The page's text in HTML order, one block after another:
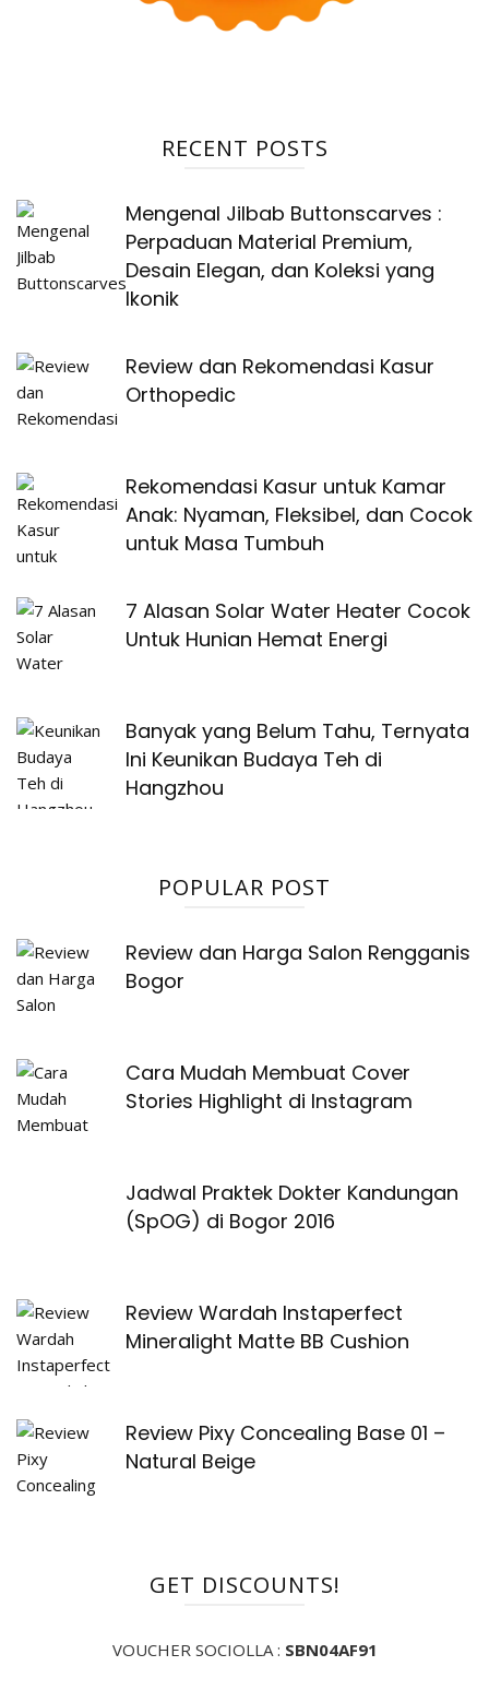
RECENT POSTS
Mengenal Jilbab Buttonscarves :
Perpaduan Material Premium,
Desain Elegan, dan Koleksi yang
Ikonik
Review dan Rekomendasi Kasur
Orthopedic
Rekomendasi Kasur untuk Kamar
Anak: Nyaman, Fleksibel, dan Cocok
untuk Masa Tumbuh
7 Alasan Solar Water Heater Cocok
Untuk Hunian Hemat Energi
Banyak yang Belum Tahu, Ternyata
Ini Keunikan Budaya Teh di
Hangzhou
POPULAR POST
Review dan Harga Salon Rengganis
Bogor
Cara Mudah Membuat Cover
Stories Highlight di Instagram
Jadwal Praktek Dokter Kandungan
(SpOG) di Bogor 2016
Review Wardah Instaperfect
Mineralight Matte BB Cushion
Review Pixy Concealing Base 01 –
Natural Beige
GET DISCOUNTS!
VOUCHER SOCIOLLA : SBN04AF91